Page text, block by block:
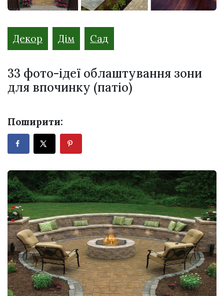
Декор Дім Сад
33 фото-ідеї облаштування зони
для впочинку (патіо)
Поширити: